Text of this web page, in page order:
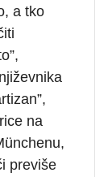
a tko
na
previše